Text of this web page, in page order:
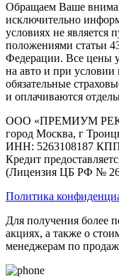
Обращаем Ваше
исключительно
условиях не является
положениями статьи
Федерации. Все цены
на авто и при
обязательные
и оплачиваются
ООО «ПРЕМИУМ
город Москва, г
ИНН: 5263108187
Кредит
(Лицензия ЦБ РФ №
Политика
Для получения более
акциях, а также о
менеджерам по